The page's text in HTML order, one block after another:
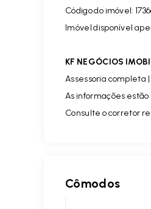
Código do imóvel:
Imóvel disponível
KF NEGÓCIOS
Assessoria completa
As informações
Consulte o corretor
Cômodos